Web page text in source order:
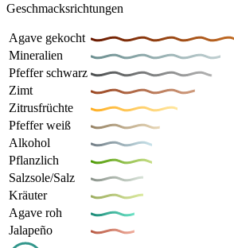
Geschmacksrichtungen
Agave gekocht
Mineralien
Pfeffer schwarz
Zimt
Zitrusfrüchte
Pfeffer weiß
Alkohol
Pflanzlich
Salzsole/Salz
Kräuter
Agave roh
Jalapeño